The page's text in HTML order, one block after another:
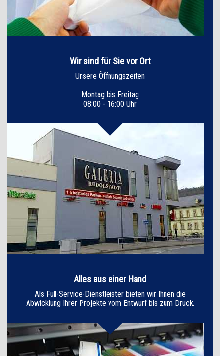
Wir sind für Sie vor Ort
Unsere Öffnungszeiten
Montag bis Freitag
08:00 - 16:00 Uhr
Alles aus einer Hand
Als Full-Service-Dienstleister bieten wir Ihnen die
Abwicklung Ihrer Projekte vom Entwurf bis zum Druck.